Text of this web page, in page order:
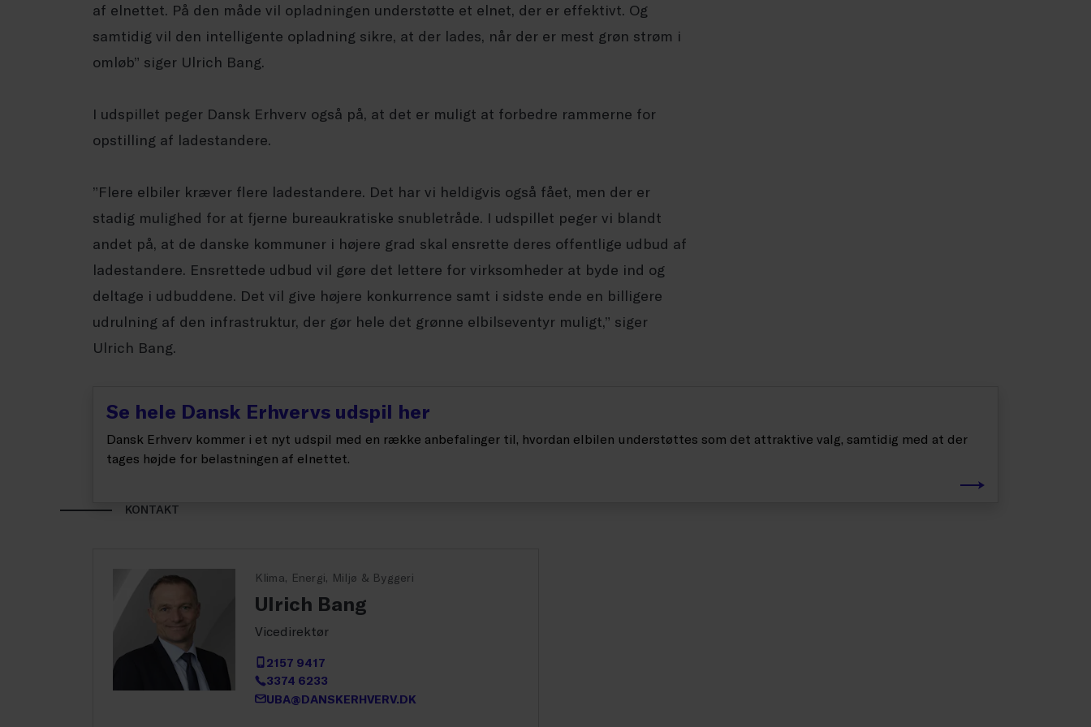
af elnettet. På den måde vil opladningen understøtte et elnet, der er effektivt. Og
samtidig vil den intelligente opladning sikre, at der lades, når der er mest grøn strøm i
omløb” siger Ulrich Bang.
I udspillet peger Dansk Erhverv også på, at det er muligt at forbedre rammerne for
opstilling af ladestandere.
”Flere elbiler kræver flere ladestandere. Det har vi heldigvis også fået, men der er
stadig mulighed for at fjerne bureaukratiske snubletråde. I udspillet peger vi blandt
andet på, at de danske kommuner i højere grad skal ensrette deres offentlige udbud af
ladestandere. Ensrettede udbud vil gøre det lettere for virksomheder at byde ind og
deltage i udbuddene. Det vil give højere konkurrence samt i sidste ende en billigere
udrulning af den infrastruktur, der gør hele det grønne elbilseventyr muligt,” siger
Ulrich Bang.
Se hele Dansk Erhvervs udspil her
Dansk Erhverv kommer i et nyt udspil med en række anbefalinger til, hvordan elbilen understøttes som det attraktive valg, samtidig med at der
tages højde for belastningen af elnettet.
KONTAKT
Klima, Energi, Miljø & Byggeri
Ulrich Bang
Vicedirektør
2157 9417
3374 6233
UBA@DANSKERHVERV.DK